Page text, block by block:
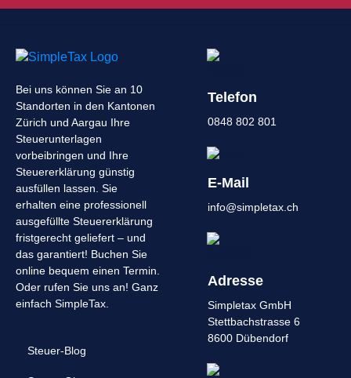
Bei uns können Sie an 10
Standorten in den Kantonen
Zürich und Aargau Ihre
Steuerunterlagen
vorbeibringen und Ihre
Steuererklärung günstig
ausfüllen lassen. Sie
erhalten eine professionell
ausgefüllte Steuererklärung
fristgerecht geliefert – und
das garantiert! Buchen Sie
online bequem einen Termin.
Oder rufen Sie uns an! Ganz
einfach SimpleTax.
Steuer-Blog
Telefon
0848 802 801
E-Mail
info@simpletax.ch
Adresse
Simpletax GmbH
Stettbachstrasse 6
8600 Dübendorf